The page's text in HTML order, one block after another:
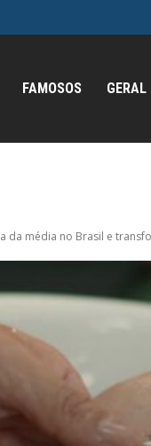
FAMOSOS GERAL
da média no Brasil e